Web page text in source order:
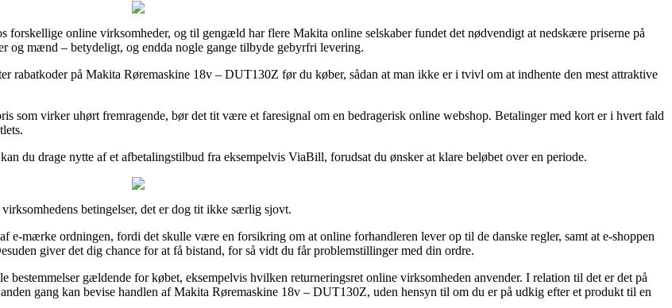
online virksomheder, og til gengæld har flere Makita online selskaber fundet det nødvendigt at nedskære priserne på
og mænd – betydeligt, og endda nogle gange tilbyde gebyrfri levering.
rabatkoder på Makita Røremaskine 18v – DUT130Z før du køber, sådan at man ikke er i tvivl om at indhente den mest attraktive
som virker uhørt fremragende, bør det tit være et faresignal om en bedragerisk online webshop. Betalinger med kort er i hvert fald
du drage nytte af et afbetalingstilbud fra eksempelvis ViaBill, forudsat du ønsker at klare beløbet over en periode.
betingelser, det er dog tit ikke særlig sjovt.
mærke ordningen, fordi det skulle være en forsikring om at online forhandleren lever op til de danske regler, samt at e-shoppen
giver det dig chance for at få bistand, for så vidt du får problemstillinger med din ordre.
gældende for købet, eksempelvis hvilken returneringsret online virksomheden anvender. I relation til det er det på
gang kan bevise handlen af Makita Røremaskine 18v – DUT130Z, uden hensyn til om du er på udkig efter et produkt til en